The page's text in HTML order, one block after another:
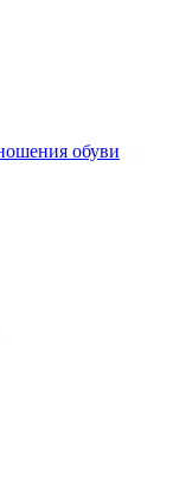
обуви